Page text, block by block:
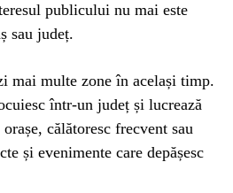
publicului nu mai este
sau județ.
mai multe zone în același timp.
într-un județ și lucrează
călătoresc frecvent sau
și evenimente care depășesc